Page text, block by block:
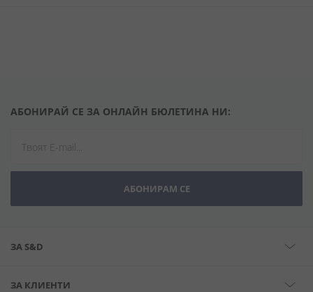
АБОНИРАЙ СЕ ЗА ОНЛАЙН БЮЛЕТИНА НИ:
АБОНИРАМ СЕ
ЗА S&D
ЗА КЛИЕНТИ